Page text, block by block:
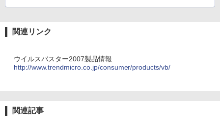
関連リンク
ウイルスバスター2007製品情報
http://www.trendmicro.co.jp/consumer/products/vb/
関連記事